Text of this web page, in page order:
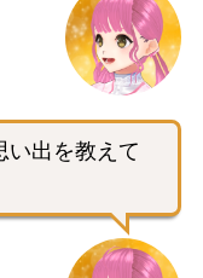
い出を教えて